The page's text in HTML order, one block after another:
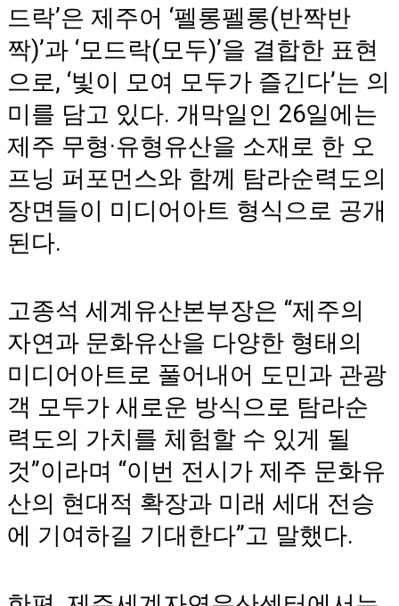
드락’은 제주어 ‘펠롱펠롱(반짝반
짝)’과 ‘모드락(모두)’을 결합한 표현
으로, ‘빛이 모여 모두가 즐긴다’는 의
미를 담고 있다. 개막일인 26일에는
제주 무형·유형유산을 소재로 한 오
프닝 퍼포먼스와 함께 탐라순력도의
장면들이 미디어아트 형식으로 공개
된다.
고종석 세계유산본부장은 “제주의
자연과 문화유산을 다양한 형태의
미디어아트로 풀어내어 도민과 관광
객 모두가 새로운 방식으로 탐라순
력도의 가치를 체험할 수 있게 될
것”이라며 “이번 전시가 제주 문화유
산의 현대적 확장과 미래 세대 전승
에 기여하길 기대한다”고 말했다.